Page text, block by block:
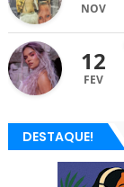
NOV
12
FEV
DESTAQUE!